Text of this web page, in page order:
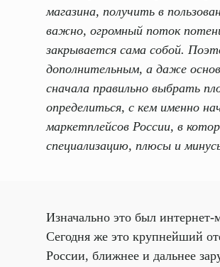
магазина, получить в
важно, огромный поток
закрывается сама собой.
дополнительным, а даже
сначала правильно выбрать
определиться, с кем именно
маркетплейсов России, в
специализацию, плюсы и
Изначально это был интернет-
Сегодня же это крупнейший
России, ближнее и дальнее